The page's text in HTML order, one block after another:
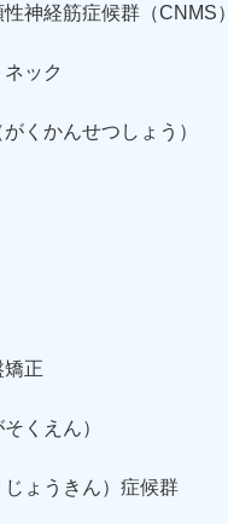
神経筋症候群（CNMS）
ック
くかんせつしょう）
矯正
くえん）
ょうきん）症候群